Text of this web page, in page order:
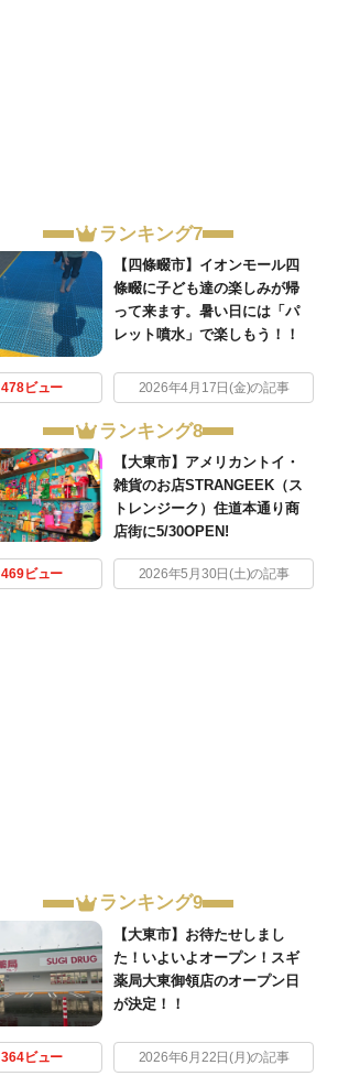
ランキング7
【四條畷市】イオンモール四
條畷に子ども達の楽しみが帰
って来ます。暑い日には「パ
レット噴水」で楽しもう！！
478ビュー 2026年4月17日(金)の記事
ランキング8
【大東市】アメリカントイ・
雑貨のお店STRANGEEK（ス
トレンジーク）住道本通り商
店街に5/30OPEN!
469ビュー 2026年5月30日(土)の記事
ランキング9
【大東市】お待たせしまし
た！いよいよオープン！スギ
薬局大東御領店のオープン日
が決定！！
364ビュー 2026年6月22日(月)の記事